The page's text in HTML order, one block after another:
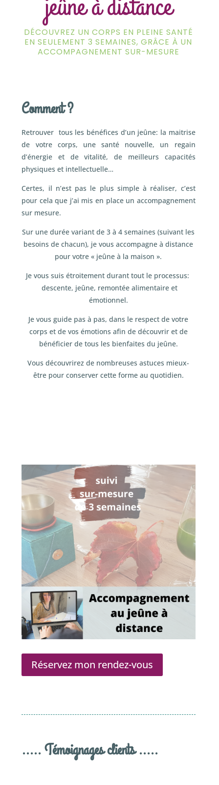
DÉCOUVREZ UN CORPS EN PLEINE SANTÉ
EN SEULEMENT 3 SEMAINES, GRÂCE À UN
ACCOMPAGNEMENT SUR-MESURE
Comment ?
Retrouver tous les bénéfices d’un jeûne: la maitrise
de votre corps, une santé nouvelle, un regain
d’énergie et de vitalité, de meilleurs capacités
physiques et intellectuelle…
Certes, il n’est pas le plus simple à réaliser, c’est
pour cela que j’ai mis en place un accompagnement
sur mesure.
Sur une durée variant de 3 à 4 semaines (suivant les
besoins de chacun), je vous accompagne à distance
pour votre « jeûne à la maison ».
Je vous suis étroitement durant tout le processus:
descente, jeûne, remontée alimentaire et
émotionnel.
Je vous guide pas à pas, dans le respect de votre
corps et de vos émotions afin de découvrir et de
bénéficier de tous les bienfaites du jeûne.
Vous découvrirez de nombreuses astuces mieux-
être pour conserver cette forme au quotidien.
Réservez mon rendez-vous
..... Témoignages clients .....